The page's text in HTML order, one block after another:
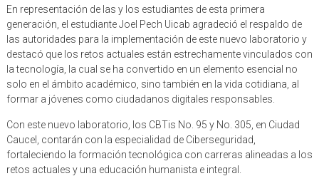
En representación de las y los estudiantes de esta primera
generación, el estudiante Joel Pech Uicab agradeció el respaldo de
las autoridades para la implementación de este nuevo laboratorio y
destacó que los retos actuales están estrechamente vinculados con
la tecnología, la cual se ha convertido en un elemento esencial no
solo en el ámbito académico, sino también en la vida cotidiana, al
formar a jóvenes como ciudadanos digitales responsables.
Con este nuevo laboratorio, los CBTis No. 95 y No. 305, en Ciudad
Caucel, contarán con la especialidad de Ciberseguridad,
fortaleciendo la formación tecnológica con carreras alineadas a los
retos actuales y una educación humanista e integral.